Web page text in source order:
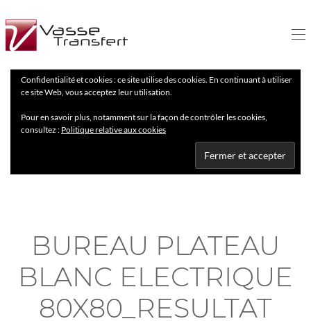
Confidentialité et cookies : ce site utilise des cookies. En continuant à utiliser
ce site Web, vous acceptez leur utilisation.
Pour en savoir plus, notamment sur la façon de contrôler les cookies,
consultez : Politique relative aux cookies
BUREAU PLATEAU
BLANC ELECTRIQUE
80X80_RESULTAT